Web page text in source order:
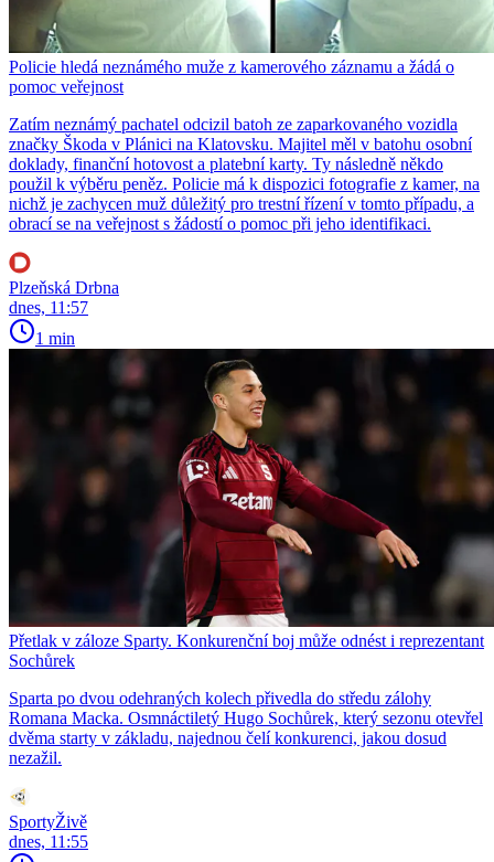
Policie hledá neznámého muže z kamerového záznamu a žádá o
pomoc veřejnost
Zatím neznámý pachatel odcizil batoh ze zaparkovaného vozidla
značky Škoda v Plánici na Klatovsku. Majitel měl v batohu osobní
doklady, finanční hotovost a platební karty. Ty následně někdo
použil k výběru peněz. Policie má k dispozici fotografie z kamer, na
nichž je zachycen muž důležitý pro trestní řízení v tomto případu, a
obrací se na veřejnost s žádostí o pomoc při jeho identifikaci.
Plzeňská Drbna
dnes, 11:57
1 min
Přetlak v záloze Sparty. Konkurenční boj může odnést i reprezentant
Sochůrek
Sparta po dvou odehraných kolech přivedla do středu zálohy
Romana Macka. Osmnáctiletý Hugo Sochůrek, který sezonu otevřel
dvěma starty v základu, najednou čelí konkurenci, jakou dosud
nezažil.
SportyŽivě
dnes, 11:55